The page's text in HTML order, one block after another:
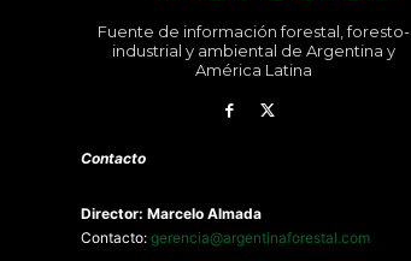
Fuente de información forestal, foresto-
industrial y ambiental de Argentina y
América Latina
Contacto
Director: Marcelo Almada
Contacto: gerencia@argentinaforestal.com